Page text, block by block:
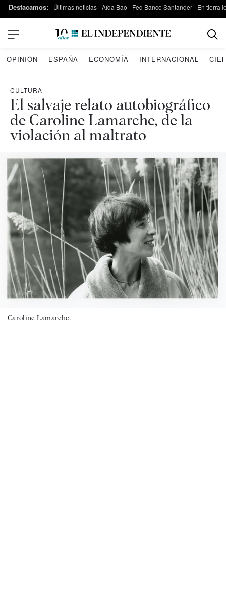
Destacamos: Últimas noticias Aída Bao Fed Banco Santander En tierra
OPINIÓN ESPAÑA ECONOMÍA INTERNACIONAL
CULTURA
El salvaje relato autobiográfico
de Caroline Lamarche, de la
violación al maltrato
Caroline Lamarche.